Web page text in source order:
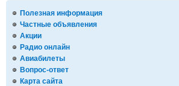
Полезная информация
Частные объявления
Акции
Радио онлайн
Авиабилеты
Вопрос-ответ
Карта сайта